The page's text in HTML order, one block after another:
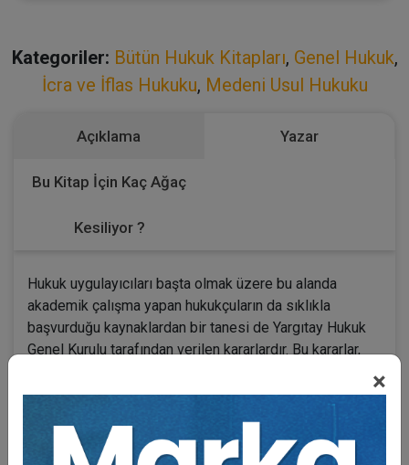
×
Kategoriler: Bütün Hukuk Kitapları, Genel Hukuk,
İcra ve İflas Hukuku, Medeni Usul Hukuku
Açıklama Yazar
Bu Kitap İçin Kaç Ağaç
Kesiliyor ?
Hukuk uygulayıcıları başta olmak üzere bu alanda
akademik çalışma yapan hukukçuların da sıklıkla
başvurduğu kaynaklardan bir tanesi de Yargıtay Hukuk
Genel Kurulu tarafından verilen kararlardır. Bu kararlar,
hususunda usulden esasa kadar ayrıntılı incelemeler
sebebiyle ayrıca öneme sahiptir. Ve-rilen kararların
ekseriyetle kesin olması ve ilk derece mahkemelerini